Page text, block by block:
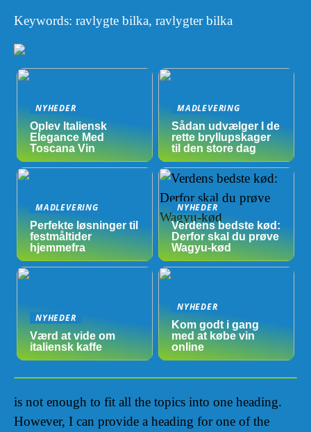
Keywords: ravlygte bilka, ravlygter bilka
NYHEDER
Oplev Italiensk
Elegance Med
Toscana Vin
MADLEVERING
Sådan udvælger I de
rette bryllupskager
til den store dag
MADLEVERING
Perfekte løsninger til
festmåltider
hjemmefra
NYHEDER
Verdens bedste kød:
Derfor skal du prøve
Wagyu-kød
NYHEDER
Værd at vide om
italiensk kaffe
NYHEDER
Kom godt i gang
med at købe vin
online
is not enough to fit all the topics into one heading.
However, I can provide a heading for one of the